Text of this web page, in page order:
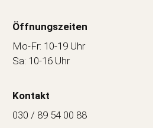
Öffnungszeiten
Mo-Fr: 10-19 Uhr
Sa: 10-16 Uhr
Kontakt
030 / 89 54 00 88